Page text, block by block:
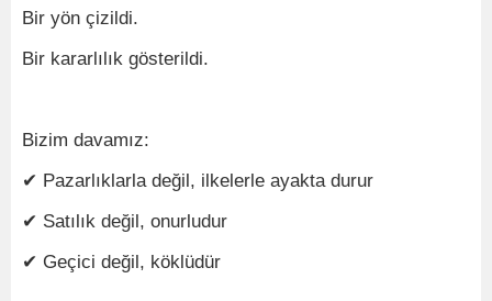
Bir yön çizildi.
Bir kararlılık gösterildi.
Bizim davamız:
✔ Pazarlıklarla değil, ilkelerle ayakta durur
✔ Satılık değil, onurludur
✔ Geçici değil, köklüdür